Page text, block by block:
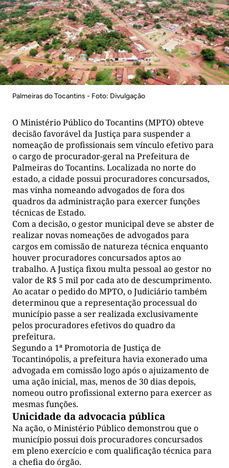
Palmeiras do Tocantins - Foto: Divulgação
O Ministério Público do Tocantins (MPTO) obteve
decisão favorável da Justiça para suspender a
nomeação de profissionais sem vínculo efetivo para
o cargo de procurador-geral na Prefeitura de
Palmeiras do Tocantins. Localizada no norte do
estado, a cidade possui procuradores concursados,
mas vinha nomeando advogados de fora dos
quadros da administração para exercer funções
técnicas de Estado.
Com a decisão, o gestor municipal deve se abster de
realizar novas nomeações de advogados para
cargos em comissão de natureza técnica enquanto
houver procuradores concursados aptos ao
trabalho. A Justiça fixou multa pessoal ao gestor no
valor de R$ 5 mil por cada ato de descumprimento.
Ao acatar o pedido do MPTO, o Judiciário também
determinou que a representação processual do
município passe a ser realizada exclusivamente
pelos procuradores efetivos do quadro da
prefeitura.
Segundo a 1ª Promotoria de Justiça de
Tocantinópolis, a prefeitura havia exonerado uma
advogada em comissão logo após o ajuizamento de
uma ação inicial, mas, menos de 30 dias depois,
nomeou outro profissional externo para exercer as
mesmas funções.
Unicidade da advocacia pública
Na ação, o Ministério Público demonstrou que o
município possui dois procuradores concursados
em pleno exercício e com qualificação técnica para
a chefia do órgão.